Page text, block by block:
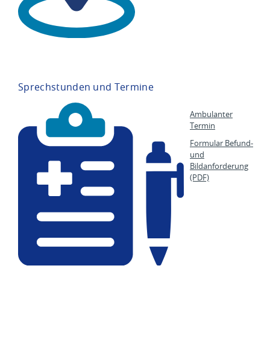
Sprechstunden und Termine
Ambulanter
Termin
Formular Befund-
und
Bildanforderung
(PDF)